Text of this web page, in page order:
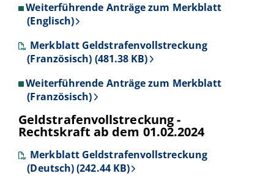
Weiterführende Anträge zum Merkblatt
(Englisch)
Merkblatt Geldstrafenvollstreckung
(Französisch) (481.38 KB)
Weiterführende Anträge zum Merkblatt
(Französisch)
Geldstrafenvollstreckung -
Rechtskraft ab dem 01.02.2024
Merkblatt Geldstrafenvollstreckung
(Deutsch) (242.44 KB)